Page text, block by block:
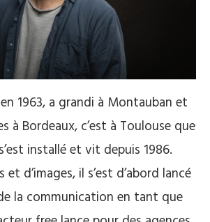
en 1963, a grandi à Montauban et
à Bordeaux, c’est à Toulouse que
installé et vit depuis 1986.
d’images, il s’est d’abord lancé
la communication en tant que